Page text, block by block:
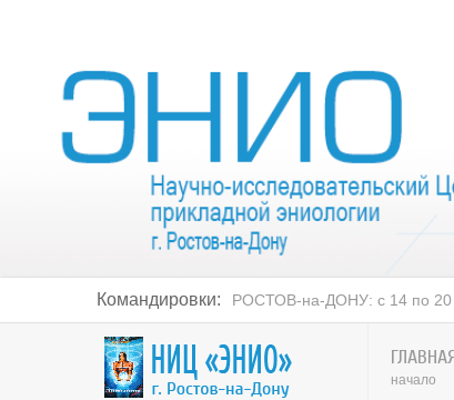
Командировки: РОСТОВ-на-ДОНУ: с 14 по 20
начало